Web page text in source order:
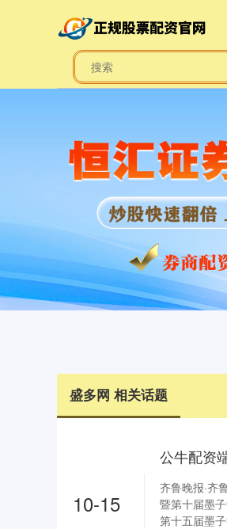
盛多网 相关话题
10-15
齐鲁晚报·齐
暨第十届墨
第十五届墨